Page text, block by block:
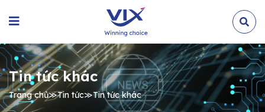
Tin tức khác
Trang chủ≫Tin tức≫Tin tức khác